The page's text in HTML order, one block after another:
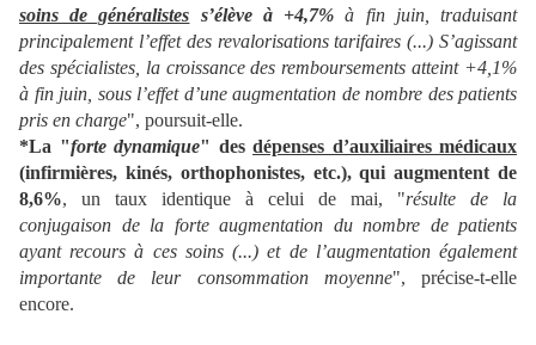
soins de généralistes s’élève à +4,7% à fin juin, traduisant
principalement l’effet des revalorisations tarifaires (...) S’agissant
des spécialistes, la croissance des remboursements atteint +4,1%
à fin juin, sous l’effet d’une augmentation de nombre des patients
pris en charge", poursuit-elle.
*La "forte dynamique" des dépenses d’auxiliaires médicaux
(infirmières, kinés, orthophonistes, etc.), qui augmentent de
8,6%, un taux identique à celui de mai, "résulte de la
conjugaison de la forte augmentation du nombre de patients
ayant recours à ces soins (...) et de l’augmentation également
importante de leur consommation moyenne", précise-t-elle
encore.